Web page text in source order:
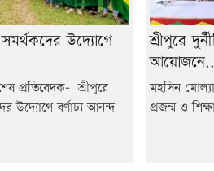
সমর্থকদের উদ্যোগে
প্রতিবেদক- শ্রীপুরে
উদ্যোগে বর্ণাঢ্য আনন্দ
শ্রীপুরে
মহসিন
প্রজন্ম ও